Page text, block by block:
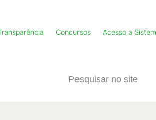
Concursos Acesso a